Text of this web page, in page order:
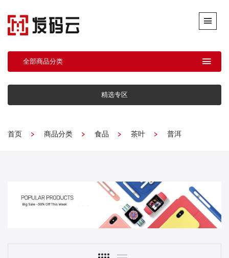
全部商品分类
精选专区
首页 商品分类 食品 茶叶 普洱